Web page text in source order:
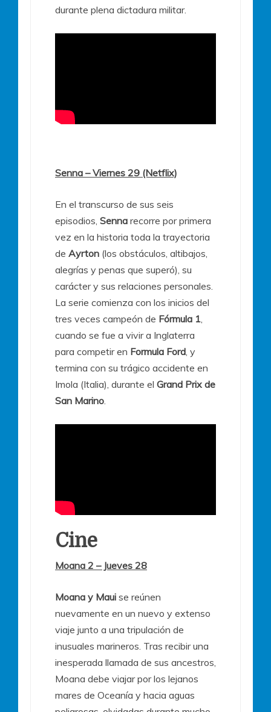
durante plena dictadura militar.
Senna – Viernes 29 (Netflix)
En el transcurso de sus seis
episodios, Senna recorre por primera
vez en la historia toda la trayectoria
de Ayrton (los obstáculos, altibajos,
alegrías y penas que superó), su
carácter y sus relaciones personales.
La serie comienza con los inicios del
tres veces campeón de Fórmula 1,
cuando se fue a vivir a Inglaterra
para competir en Formula Ford, y
termina con su trágico accidente en
Imola (Italia), durante el Grand Prix de
San Marino.
Cine
Moana 2 – Jueves 28
Moana y Maui se reúnen
nuevamente en un nuevo y extenso
viaje junto a una tripulación de
inusuales marineros. Tras recibir una
inesperada llamada de sus ancestros,
Moana debe viajar por los lejanos
mares de Oceanía y hacia aguas